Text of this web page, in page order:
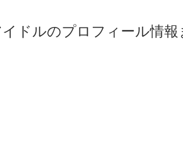
ドルのプロフィール情報